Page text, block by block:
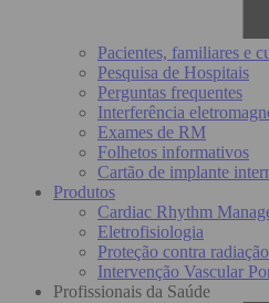
Pacientes, familiares e
Pesquisa de Hospitais
Perguntas frequentes
Interferência
Exames de RM
Folhetos informativos
Cartão de implante
Produtos
Cardiac Rhythm
Eletrofisiologia
Proteção contra radiação
Intervenção Vascular
Profissionais da Saúde